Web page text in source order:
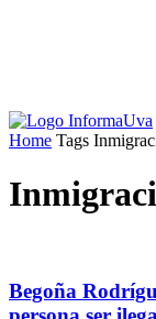
Home Tags
Begoña